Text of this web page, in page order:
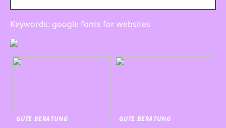
Keywords: google fonts for websites
GUTE BERATUNG GUTE BERATUNG